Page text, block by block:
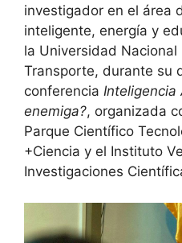
investigador en el área
inteligente, energía y
la Universidad Nacional
Transporte, durante su
conferencia Inteligencia
enemiga?, organizada
Parque Científico
+Ciencia y el Instituto
Investigaciones